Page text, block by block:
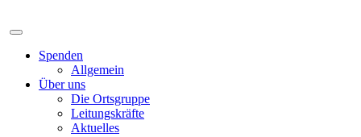
Spenden
Allgemein
Über uns
Die Ortsgruppe
Leitungskräfte
Aktuelles